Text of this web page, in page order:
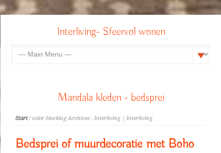
Interliving- Sfeervol wonen
Mandala kleden - bedsprei
Start/ color blocking Archives - Interliving | Interliving
Bedsprei of muurdecoratie met Boho